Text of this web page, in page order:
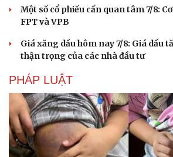
Một số cổ phiếu cần quan tâm 7/8:
FPT và VPB
Giá xăng dầu hôm nay 7/8: Giá dầu
thận trọng của các nhà đầu tư
PHÁP LUẬT